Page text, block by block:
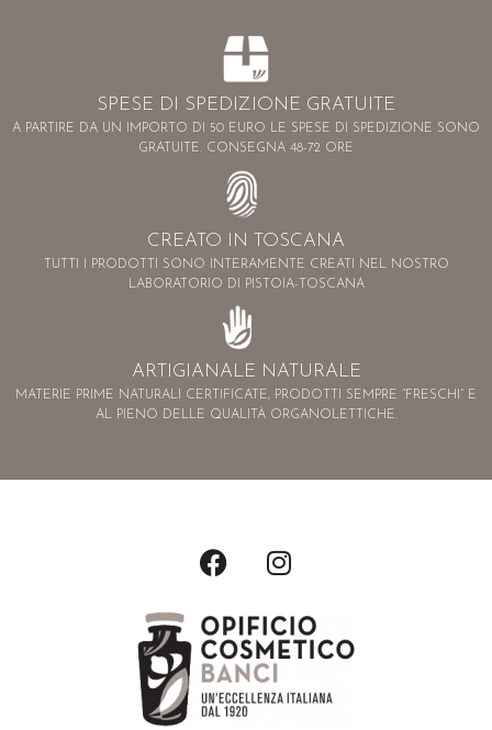
SPESE DI SPEDIZIONE GRATUITE
A PARTIRE DA UN IMPORTO DI 50 EURO LE SPESE DI SPEDIZIONE SONO
GRATUITE. CONSEGNA 48-72 ORE
CREATO IN TOSCANA
TUTTI I PRODOTTI SONO INTERAMENTE CREATI NEL NOSTRO
LABORATORIO DI PISTOIA-TOSCANA
ARTIGIANALE NATURALE
MATERIE PRIME NATURALI CERTIFICATE, PRODOTTI SEMPRE “FRESCHI” E
AL PIENO DELLE QUALITÀ ORGANOLETTICHE.